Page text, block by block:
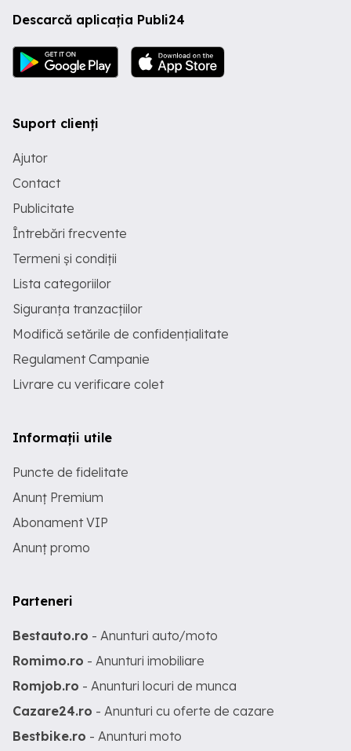
Descarcă aplicația Publi24
Suport clienți
Ajutor
Contact
Publicitate
Întrebări frecvente
Termeni și condiții
Lista categoriilor
Siguranța tranzacțiilor
Modifică setările de confidențialitate
Regulament Campanie
Livrare cu verificare colet
Informații utile
Puncte de fidelitate
Anunț Premium
Abonament VIP
Anunț promo
Parteneri
Bestauto.ro - Anunturi auto/moto
Romimo.ro - Anunturi imobiliare
Romjob.ro - Anunturi locuri de munca
Cazare24.ro - Anunturi cu oferte de cazare
Bestbike.ro - Anunturi moto